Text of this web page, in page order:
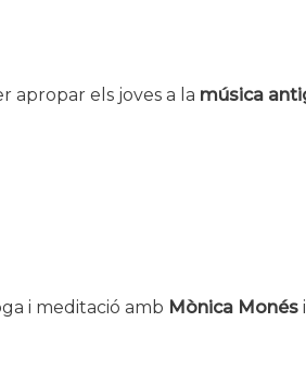
apropar els joves a la música
i meditació amb Mònica Monés